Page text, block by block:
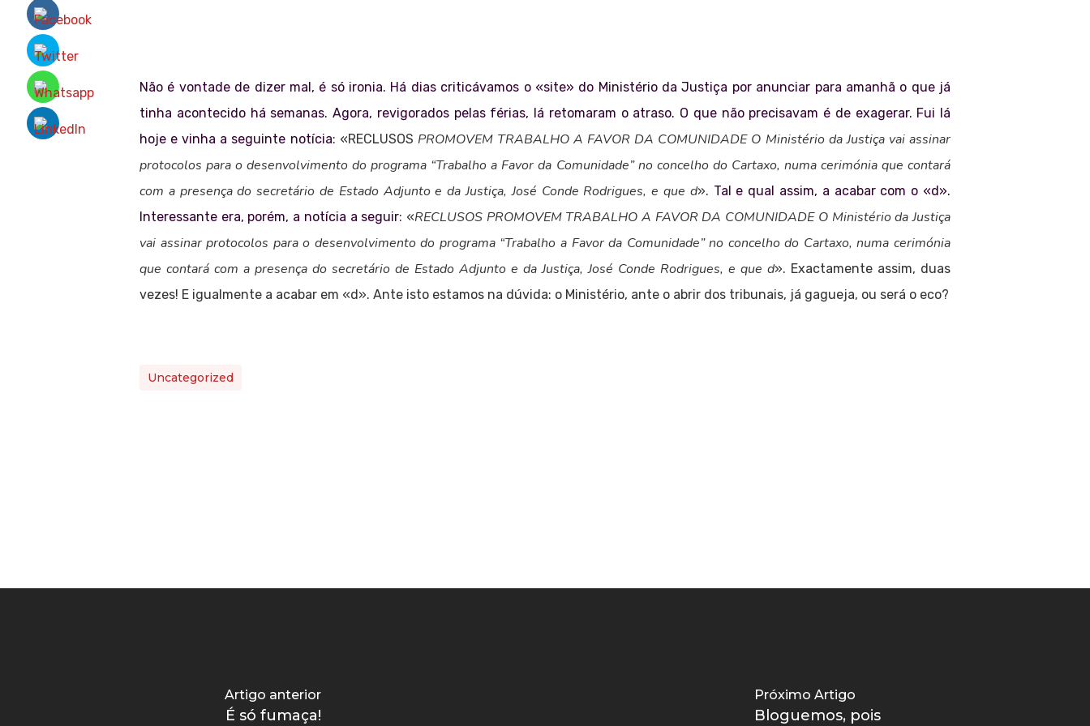
Não é vontade de dizer mal, é só ironia. Há dias criticávamos o «site» do Ministério da Justiça por anunciar para amanhã o que já
tinha acontecido há semanas. Agora, revigorados pelas férias, lá retomaram o atraso. O que não precisavam é de exagerar. Fui lá
hoje e vinha a seguinte notícia: «RECLUSOS PROMOVEM TRABALHO A FAVOR DA COMUNIDADE O Ministério da Justiça vai assinar
protocolos para o desenvolvimento do programa “Trabalho a Favor da Comunidade” no concelho do Cartaxo, numa cerimónia que contará
com a presença do secretário de Estado Adjunto e da Justiça, José Conde Rodrigues, e que d». Tal e qual assim, a acabar com o «d».
Interessante era, porém, a notícia a seguir: «RECLUSOS PROMOVEM TRABALHO A FAVOR DA COMUNIDADE O Ministério da Justiça
vai assinar protocolos para o desenvolvimento do programa “Trabalho a Favor da Comunidade” no concelho do Cartaxo, numa cerimónia
que contará com a presença do secretário de Estado Adjunto e da Justiça, José Conde Rodrigues, e que d». Exactamente assim, duas
vezes! E igualmente a acabar em «d». Ante isto estamos na dúvida: o Ministério, ante o abrir dos tribunais, já gagueja, ou será o eco?
Uncategorized
Artigo anterior
É só fumaça!
Próximo Artigo
Bloguemos, pois